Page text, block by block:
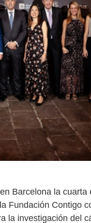
Barcelona la cuarta
Fundación Contigo
la investigación del